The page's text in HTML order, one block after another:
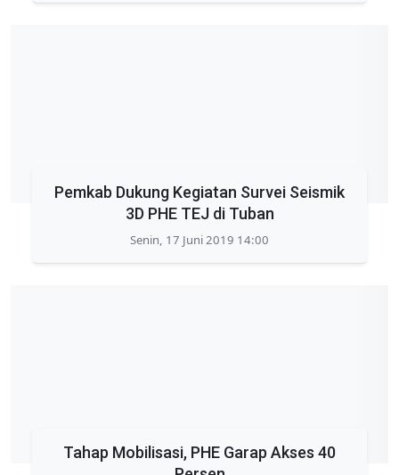
Pemkab Dukung Kegiatan Survei Seismik
3D PHE TEJ di Tuban
Senin, 17 Juni 2019 14:00
Tahap Mobilisasi, PHE Garap Akses 40